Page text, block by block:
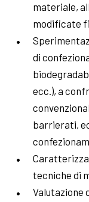
materiale,
modificate
di
ecc.), a
barrierati,
tecniche di
Valutazione